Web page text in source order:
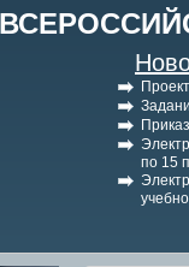
по 15